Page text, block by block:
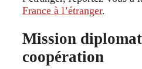
France à l’étranger.
Mission
coopération